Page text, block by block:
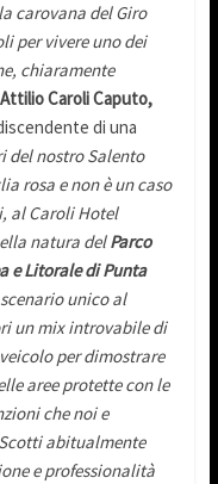
carovana del Giro
per vivere uno dei
chiaramente
Attilio Caroli Caputo,
di una
del nostro Salento
rosa e non è un caso
al Caroli Hotel
natura delParco
e Litorale di Punta
unico al
un mix introvabile di
per dimostrare
aree protette con le
che noi e
abitualmente
e professionalità